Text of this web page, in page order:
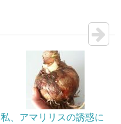
私、アマリリスの誘惑に